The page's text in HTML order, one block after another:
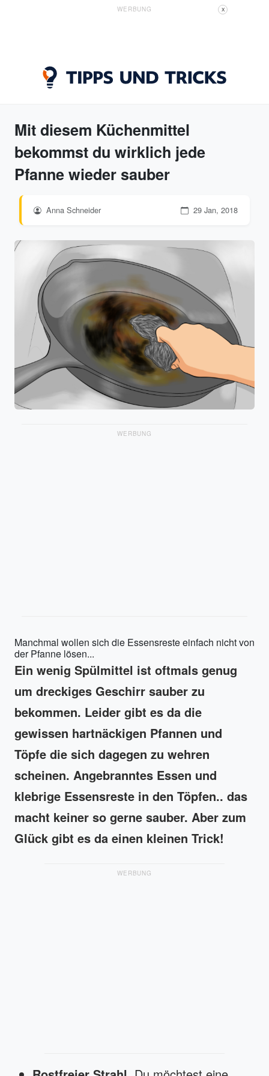
WERBUNG X
Mit diesem Küchenmittel
bekommst du wirklich jede
Pfanne wieder sauber
Anna Schneider 29 Jan, 2018
WERBUNG
Manchmal wollen sich die Essensreste einfach nicht von
der Pfanne lösen...
Ein wenig Spülmittel ist oftmals genug
um dreckiges Geschirr sauber zu
bekommen. Leider gibt es da die
gewissen hartnäckigen Pfannen und
Töpfe die sich dagegen zu wehren
scheinen. Angebranntes Essen und
klebrige Essensreste in den Töpfen.. das
macht keiner so gerne sauber. Aber zum
Glück gibt es da einen kleinen Trick!
WERBUNG